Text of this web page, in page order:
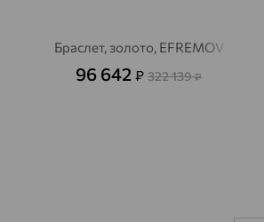
Браслет, золото, EFREMOV
96 642 ₽ 322 139₽